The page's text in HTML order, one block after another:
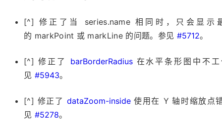
[^] 修正了当 series.name 相同时，只会显示
的 markPoint 或 markLine 的问题。参见 #5712。
[^] 修正了 barBorderRadius在水平条形图中不工
见 #5943。
[^] 修正了 dataZoom-inside使用在 Y 轴时缩放点
见 #5278。